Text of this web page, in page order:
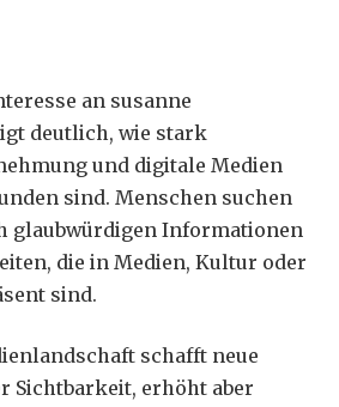
an susanne
deutlich, wie stark
und digitale Medien
sind. Menschen suchen
glaubwürdigen Informationen
die in Medien, Kultur oder
sind.
schafft neue
Sichtbarkeit, erhöht aber